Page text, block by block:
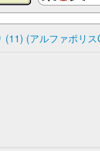
(11) (アルファポリス